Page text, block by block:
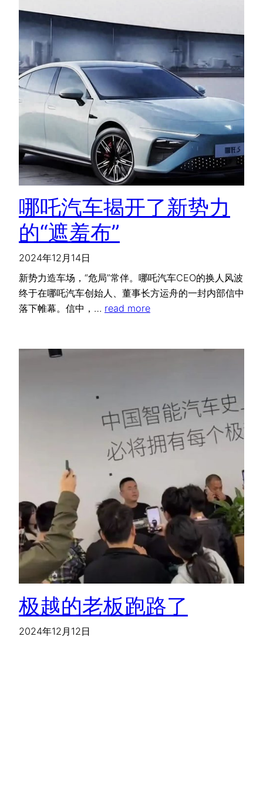
哪吒汽车揭开了新势力
的“遮羞布”
2024年12月14日
新势力造车场，“危局”常伴。哪吒汽车CEO的换人风波
终于在哪吒汽车创始人、董事长方运舟的一封内部信中
落下帷幕。信中，… read more
极越的老板跑路了
2024年12月12日